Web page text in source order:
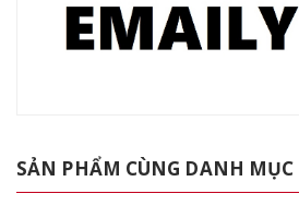
SẢN PHẨM CÙNG DANH MỤC